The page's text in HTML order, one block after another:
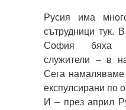
Русия има
сътрудници тук.
София бяха
служители – в
Сега
експулсирани по
И – през април